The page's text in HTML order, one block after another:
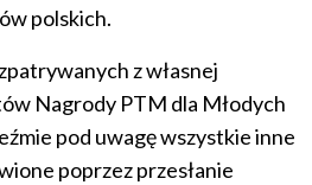
polskich.
z własnej
Nagrody PTM dla Młodych
pod uwagę wszystkie inne
poprzez przesłanie